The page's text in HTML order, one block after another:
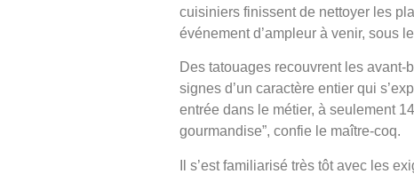
cuisiniers finissent de nettoyer les
événement d’ampleur à venir, sous
Des tatouages recouvrent les
signes d’un caractère entier qui
entrée dans le métier, à seulement
gourmandise”, confie le maître-coq.
Il s’est familiarisé très tôt avec les